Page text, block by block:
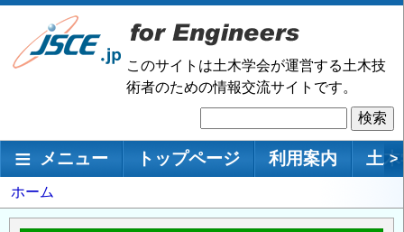
メ
ン
移
このサイトは土木学会が運営する土木技
術者のための情報交流サイトです。
索
メインナビゲーション
メニュー トップページ 利用案内 土 >
パ
ン
ホーム